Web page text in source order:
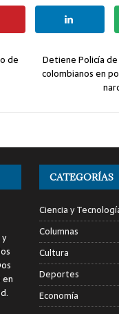
de
Detiene Policía
colombianos en
CATEGORÍAS
Ciencia y
Columnas
Cultura
Deportes
Economía